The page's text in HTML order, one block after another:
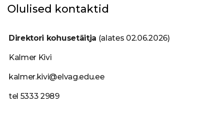
Olulised kontaktid
Direktori kohusetäitja (alates 02.06.2026)
Kalmer Kivi
kalmer.kivi@elvag.edu.ee
tel 5333 2989